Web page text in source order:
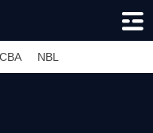
NBL